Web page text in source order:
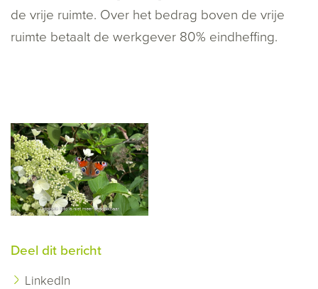
de vrije ruimte. Over het bedrag boven de vrije
ruimte betaalt de werkgever 80% eindheffing.
Deel dit bericht
LinkedIn